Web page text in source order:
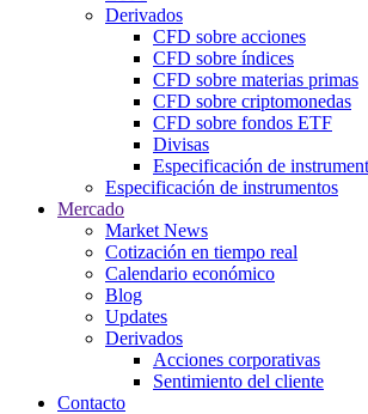
Derivados
CFD sobre acciones
CFD sobre índices
CFD sobre materias primas
CFD sobre criptomonedas
CFD sobre fondos ETF
Divisas
Especificación de
Especificación de instrumentos
Mercado
Market News
Cotización en tiempo real
Calendario económico
Blog
Updates
Derivados
Acciones corporativas
Sentimiento del cliente
Contacto